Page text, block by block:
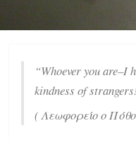
“Whoever you are–I
kindness of
( Λεωφορείο ο